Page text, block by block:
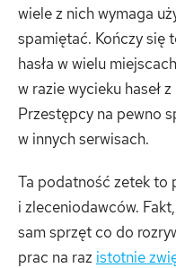
wiele z nich wymaga
spamiętać. Kończy się
hasła w wielu
w razie wycieku haseł
Przestępcy na pewno
w innych serwisach.
Ta podatność zetek to
i zleceniodawców.
sam sprzęt co do
prac na raz istotnie